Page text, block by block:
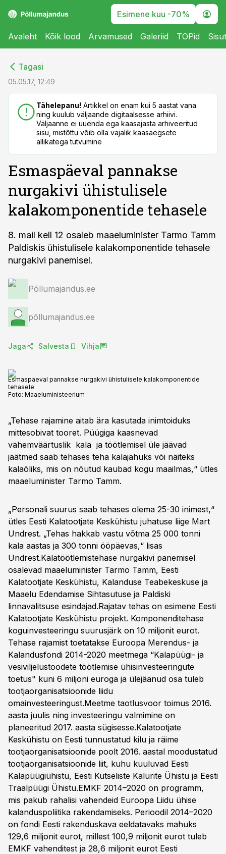
Esimene kuu -70%
Avaleht Kõik lood Arvamused Galeriid TOPid
Tagasi
05.05.17, 12:49
Tähelepanu! Artikkel on enam kui 5 aastat vana
ning kuulub väljaande digitaalsesse arhiivi.
Väljaanne ei uuenda ega kaasajasta arhiveeritud
sisu, mistõttu võib olla vajalik kaasaegsete
allikatega tutvumine
Esmaspäeval pannakse
nurgakivi ühistulisele
kalakomponentide tehasele
8. mail kell 12 osaleb maaeluminister Tarmo Tamm
Paldiskis ühistulisele kalakomponentide tehasele
nurgakivi panemisel.
Põllumajandus.ee
põllumajandus.ee
Jaga Salvesta Vihja
Esmaspäeval pannakse nurgakivi ühistulisele kalakomponentide
tehasele
Foto: Maaeluministeerium
„Tehase rajamine aitab ära kasutada inimtoiduks
mittesobivat tooret. Püügiga kaasnevad
vähemväärtuslik kala ja töötlemisel üle jäävad
jäätmed saab tehases teha kalajahuks või näiteks
kalaõliks, mis on nõutud kaubad kogu maailmas,“ ütles
maaeluminister Tarmo Tamm.
„Personali suurus saab tehases olema 25-30 inimest,“
ütles Eesti Kalatootjate Keskühistu juhatuse liige Mart
Undrest. „Tehas hakkab vastu võtma 25 000 tonni
kala aastas ja 300 tonni ööpäevas,“ lisas
Undrest.Kalatöötlemistehase nurgakivi panemisel
osalevad maaeluminister Tarmo Tamm, Eesti
Kalatootjate Keskühistu, Kalanduse Teabekeskuse ja
Maaelu Edendamise Sihtasutuse ja Paldiski
linnavalitsuse esindajad.Rajatav tehas on esimene Eesti
Kalatootjate Keskühistu projekt. Komponenditehase
koguinvesteeringu suurusjärk on 10 miljonit eurot.
Tehase rajamist toetatakse Euroopa Merendus- ja
Kalandusfondi 2014-2020 meetmega “Kalapüügi- ja
vesiviljelustoodete töötlemise ühisinvesteeringute
toetus" kuni 6 miljoni euroga ja ülejäänud osa tuleb
tootjaorganisatsioonide liidu
omainvesteeringust.Meetme taotlusvoor toimus 2016.
aasta juulis ning investeeringu valmimine on
planeeritud 2017. aasta sügisesse.Kalatootjate
Keskühistu on Eesti tunnustatud kilu ja räime
tootjaorganisatsioonide poolt 2016. aastal moodustatud
tootjaorganisatsioonide liit, kuhu kuuluvad Eesti
Kalapüügiühistu, Eesti Kutseliste Kalurite Ühistu ja Eesti
Traalpüügi Ühistu.EMKF 2014–2020 on programm,
mis pakub rahalisi vahendeid Euroopa Liidu ühise
kalanduspoliitika rakendamiseks. Perioodil 2014–2020
on fondi Eesti rakenduskava eeldatavaks mahuks
129,6 miljonit eurot, millest 100,9 miljonit eurot tuleb
EMKF vahenditest ja 28,6 miljonit eurot Eesti